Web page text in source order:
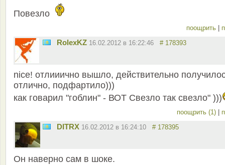
Повезло
поощрить
RolexKZ 16.02.2012 в 16:22:46 # 178393
nice! отлииично вышло, действительно
отлично, подфартило)))
как говарил "гоблин" - ВОТ Свезло так свезло" )))
поощрить (1)
DITRX 16.02.2012 в 16:24:10 # 178395
Он наверно сам в шоке.